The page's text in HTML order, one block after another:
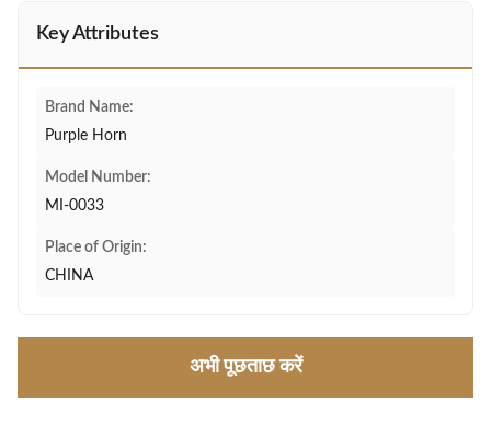
Key Attributes
Brand Name:
Purple Horn
Model Number:
MI-0033
Place of Origin:
CHINA
अभी पूछताछ करें